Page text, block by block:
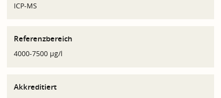
ICP-MS
Referenzbereich
4000-7500 µg/l
Akkreditiert